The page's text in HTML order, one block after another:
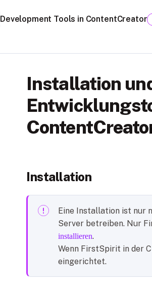
Development Tools in ContentCreator
Installation
Installation
Eine Installation ist nur
Server betreiben. Nur
installieren.
Wenn FirstSpirit in der
eingerichtet.